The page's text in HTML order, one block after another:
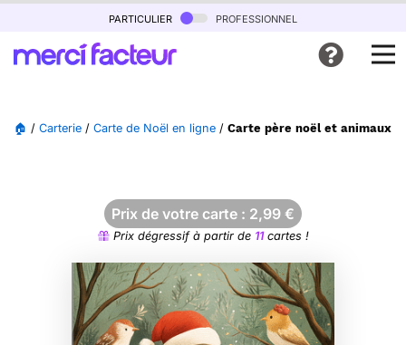
particulier professionnel
🏠 / Carterie / Carte de Noël en ligne / Carte père noël et animaux
Prix de votre carte : 2,99 €
Prix dégressif à partir de 11cartes !